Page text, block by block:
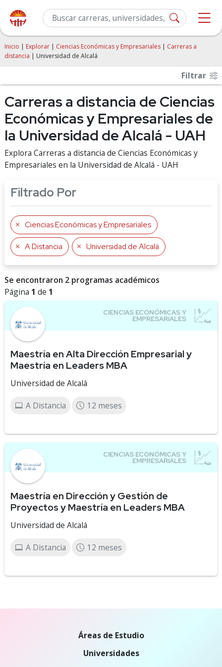
Inicio | Explorar | Ciencias Económicas y Empresariales | Carreras a
distancia | Universidad de Alcalá
Filtrar
Carreras a distancia de Ciencias
Económicas y Empresariales de
la Universidad de Alcalá - UAH
Explora Carreras a distancia de Ciencias Económicas y
Empresariales en la Universidad de Alcalá - UAH
Filtrado Por
Ciencias Económicas y Empresariales
A Distancia Universidad de Alcalá
Se encontraron 2 programas académicos
Página 1 de 1
Maestría en Alta Dirección Empresarial y
Maestría en Leaders MBA
Universidad de Alcalá
A Distancia 12 meses
Maestría en Dirección y Gestión de
Proyectos y Maestría en Leaders MBA
Universidad de Alcalá
A Distancia 12 meses
Áreas de Estudio
Universidades